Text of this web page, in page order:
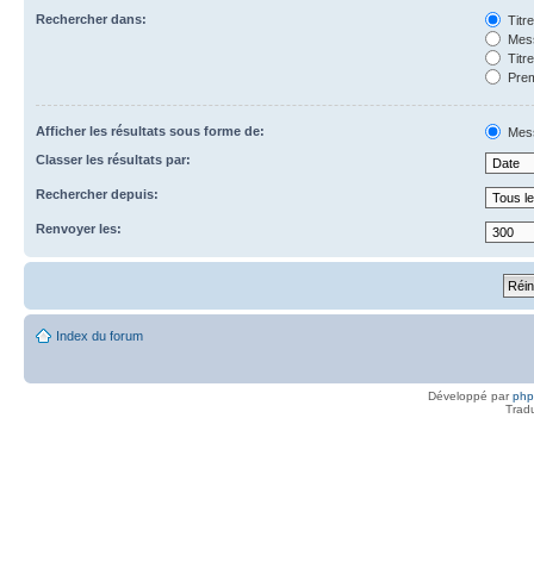
Rechercher dans:
Afficher les résultats sous forme de:
Classer les résultats par:
Rechercher depuis:
Renvoyer les:
Index du forum
Développé par